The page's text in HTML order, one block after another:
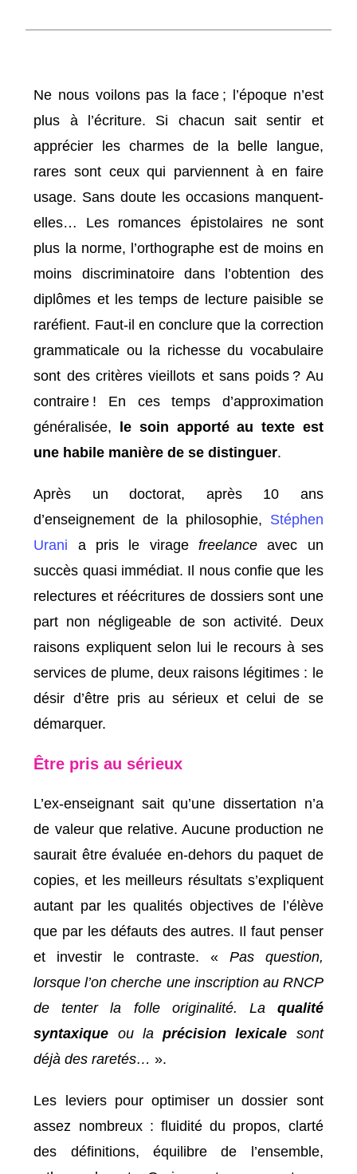
Ne nous voilons pas la face ; l’époque n’est
plus à l’écriture. Si chacun sait sentir et
apprécier les charmes de la belle langue,
rares sont ceux qui parviennent à en faire
usage. Sans doute les occasions manquent-
elles… Les romances épistolaires ne sont
plus la norme, l’orthographe est de moins en
moins discriminatoire dans l’obtention des
diplômes et les temps de lecture paisible se
raréfient. Faut-il en conclure que la correction
grammaticale ou la richesse du vocabulaire
sont des critères vieillots et sans poids ? Au
contraire ! En ces temps d’approximation
généralisée,
le soin apporté au texte est
une habile manière de se distinguer.
Après un doctorat, après 10 ans
d’enseignement de la philosophie, Stéphen
Urani a pris le virage freelanceavec un
succès quasi immédiat. Il nous confie que les
relectures et réécritures de dossiers sont une
part non négligeable de son activité. Deux
raisons expliquent selon lui le recours à ses
services de plume, deux raisons légitimes : le
désir d’être pris au sérieux et celui de se
démarquer.
Être pris au sérieux
L’ex-enseignant sait qu’une dissertation n’a
de valeur que relative. Aucune production ne
saurait être évaluée en-dehors du paquet de
copies, et les meilleurs résultats s’expliquent
autant par les qualités objectives de l’élève
que par les défauts des autres. Il faut penser
et investir le contraste. « Pas question,
lorsque l’on cherche une inscription au RNCP
de tenter la folle originalité. La qualité
syntaxique ou laprécision lexicale sont
déjà des raretés… ».
Les leviers pour optimiser un dossier sont
assez nombreux : fluidité du propos, clarté
des définitions, équilibre de l’ensemble,